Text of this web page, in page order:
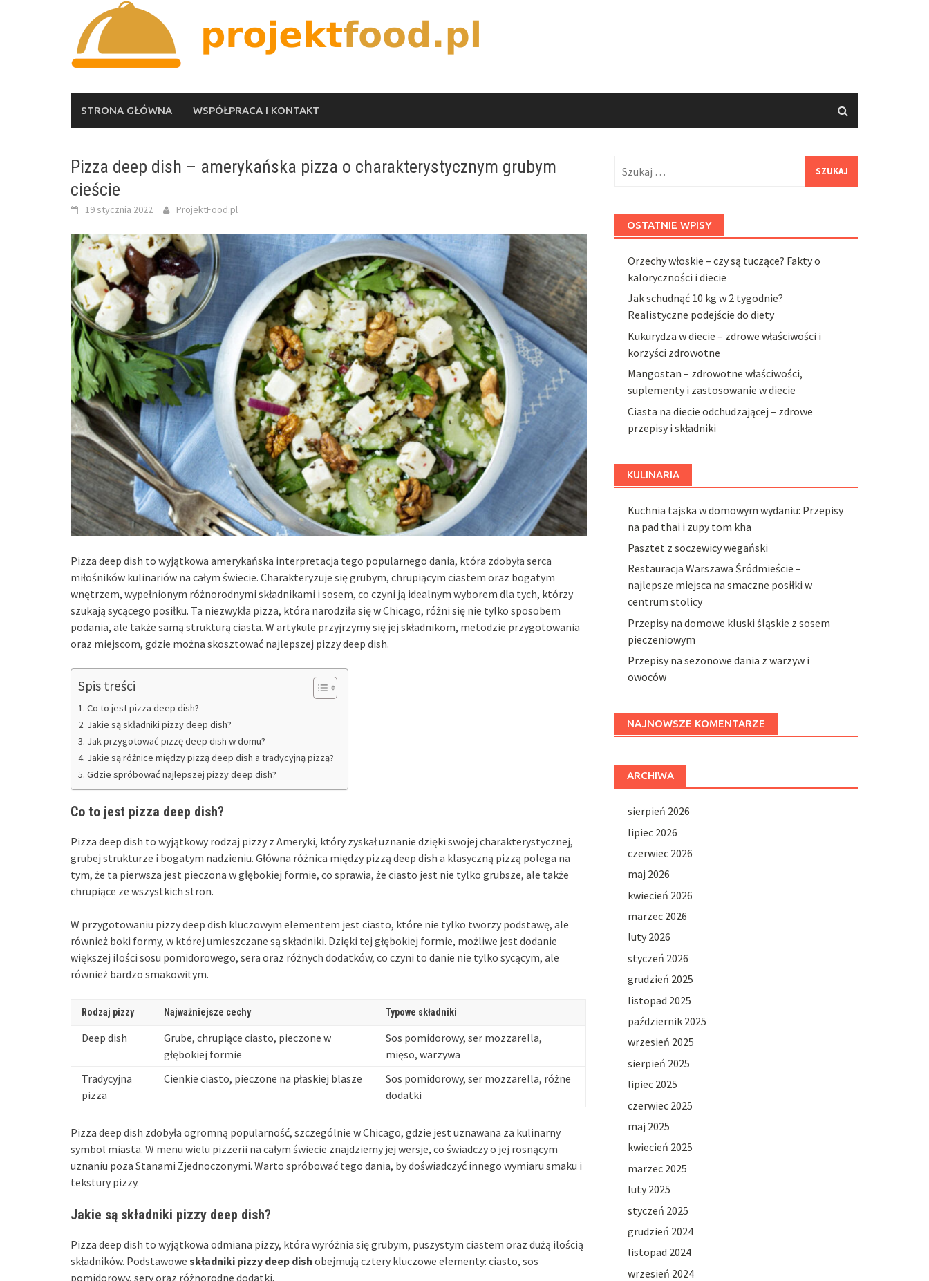
STRONA GŁÓWNA WSPÓŁPRACA I KONTAKT
Pizza deep dish – amerykańska pizza o charakterystycznym grubym
cieście
19 stycznia 2022 ProjektFood.pl
Pizza deep dish to wyjątkowa amerykańska interpretacja tego popularnego dania, która zdobyła serca
miłośników kulinariów na całym świecie. Charakteryzuje się grubym, chrupiącym ciastem oraz bogatym
wnętrzem, wypełnionym różnorodnymi składnikami i sosem, co czyni ją idealnym wyborem dla tych, którzy
szukają sycącego posiłku. Ta niezwykła pizza, która narodziła się w Chicago, różni się nie tylko sposobem
podania, ale także samą strukturą ciasta. W artykule przyjrzymy się jej składnikom, metodzie przygotowania
oraz miejscom, gdzie można skosztować najlepszej pizzy deep dish.
Spis treści
Co to jest pizza deep dish?
Jakie są składniki pizzy deep dish?
Jak przygotować pizzę deep dish w domu?
Jakie są różnice między pizzą deep dish a tradycyjną pizzą?
Gdzie spróbować najlepszej pizzy deep dish?
Co to jest pizza deep dish?
Pizza deep dish to wyjątkowy rodzaj pizzy z Ameryki, który zyskał uznanie dzięki swojej charakterystycznej,
grubej strukturze i bogatym nadzieniu. Główna różnica między pizzą deep dish a klasyczną pizzą polega na
tym, że ta pierwsza jest pieczona w głębokiej formie, co sprawia, że ciasto jest nie tylko grubsze, ale także
chrupiące ze wszystkich stron.
W przygotowaniu pizzy deep dish kluczowym elementem jest ciasto, które nie tylko tworzy podstawę, ale
również boki formy, w której umieszczane są składniki. Dzięki tej głębokiej formie, możliwe jest dodanie
większej ilości sosu pomidorowego, sera oraz różnych dodatków, co czyni to danie nie tylko sycącym, ale
również bardzo smakowitym.
Rodzaj pizzy Najważniejsze cechy Typowe składniki
Deep dish
Grube, chrupiące ciasto, pieczone w
głębokiej formie
Sos pomidorowy, ser mozzarella,
mięso, warzywa
Tradycyjna
pizza
Cienkie ciasto, pieczone na płaskiej blasze
Sos pomidorowy, ser mozzarella, różne
dodatki
Pizza deep dish zdobyła ogromną popularność, szczególnie w Chicago, gdzie jest uznawana za kulinarny
symbol miasta. W menu wielu pizzerii na całym świecie znajdziemy jej wersje, co świadczy o jej rosnącym
uznaniu poza Stanami Zjednoczonymi. Warto spróbować tego dania, by doświadczyć innego wymiaru smaku i
tekstury pizzy.
Jakie są składniki pizzy deep dish?
Pizza deep dish to wyjątkowa odmiana pizzy, która wyróżnia się grubym, puszystym ciastem oraz dużą ilością
składników. Podstawowe składniki pizzy deep dish obejmują cztery kluczowe elementy: ciasto, sos
pomidorowy, sery oraz różnorodne dodatki.
OSTATNIE WPISY
Orzechy włoskie – czy są tuczące? Fakty o
kaloryczności i diecie
Jak schudnąć 10 kg w 2 tygodnie?
Realistyczne podejście do diety
Kukurydza w diecie – zdrowe właściwości i
korzyści zdrowotne
Mangostan – zdrowotne właściwości,
suplementy i zastosowanie w diecie
Ciasta na diecie odchudzającej – zdrowe
przepisy i składniki
KULINARIA
Kuchnia tajska w domowym wydaniu: Przepisy
na pad thai i zupy tom kha
Pasztet z soczewicy wegański
Restauracja Warszawa Śródmieście –
najlepsze miejsca na smaczne posiłki w
centrum stolicy
Przepisy na domowe kluski śląskie z sosem
pieczeniowym
Przepisy na sezonowe dania z warzyw i
owoców
NAJNOWSZE KOMENTARZE
ARCHIWA
sierpień 2026
lipiec 2026
czerwiec 2026
maj 2026
kwiecień 2026
marzec 2026
luty 2026
styczeń 2026
grudzień 2025
listopad 2025
październik 2025
wrzesień 2025
sierpień 2025
lipiec 2025
czerwiec 2025
maj 2025
kwiecień 2025
marzec 2025
luty 2025
styczeń 2025
grudzień 2024
listopad 2024
wrzesień 2024